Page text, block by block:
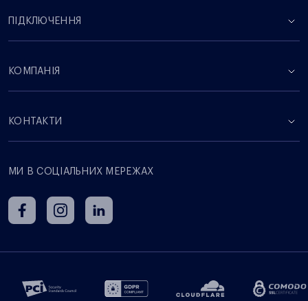
ПІДКЛЮЧЕННЯ
КОМПАНІЯ
КОНТАКТИ
МИ В СОЦІАЛЬНИХ МЕРЕЖАХ